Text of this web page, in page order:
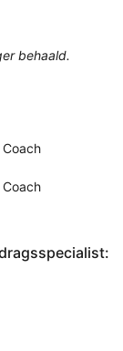
behaald.